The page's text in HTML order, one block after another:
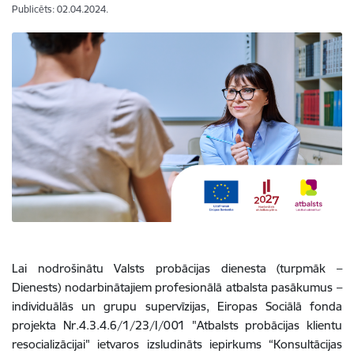
Publicēts: 02.04.2024.
Lai nodrošinātu Valsts probācijas dienesta (turpmāk –
Dienests) nodarbinātajiem profesionālā atbalsta pasākumus –
individuālās un grupu supervīzijas, Eiropas Sociālā fonda
projekta Nr.4.3.4.6/1/23/I/001 "Atbalsts probācijas klientu
resocializācijai" ietvaros izsludināts iepirkums “Konsultācijas